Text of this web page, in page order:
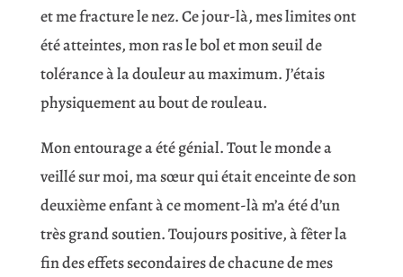
et me fracture le nez. Ce jour-là, mes limites ont
été atteintes, mon ras le bol et mon seuil de
tolérance à la douleur au maximum. J’étais
physiquement au bout de rouleau.
Mon entourage a été génial. Tout le monde a
veillé sur moi, ma sœur qui était enceinte de son
deuxième enfant à ce moment-là m’a été d’un
très grand soutien. Toujours positive, à fêter la
fin des effets secondaires de chacune de mes